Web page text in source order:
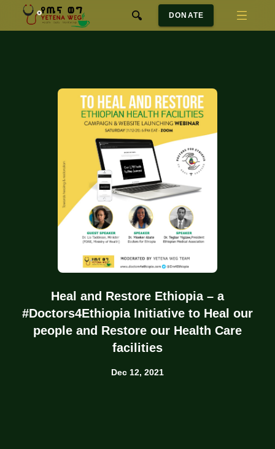
DONATE
Heal and Restore Ethiopia – a
#Doctors4Ethiopia Initiative to Heal our
people and Restore our Health Care
facilities
Dec 12, 2021